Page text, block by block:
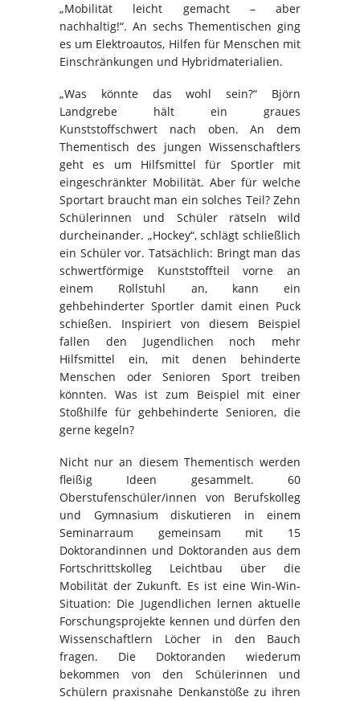
„Mobilität leicht gemacht – aber
nachhaltig!“. An sechs Thementischen ging
es um Elektroautos, Hilfen für Menschen mit
Einschränkungen und Hybridmaterialien.
„Was könnte das wohl sein?“ Björn
Landgrebe hält ein graues
Kunststoffschwert nach oben. An dem
Thementisch des jungen Wissenschaftlers
geht es um Hilfsmittel für Sportler mit
eingeschränkter Mobilität. Aber für welche
Sportart braucht man ein solches Teil? Zehn
Schülerinnen und Schüler rätseln wild
durcheinander. „Hockey“, schlägt schließlich
ein Schüler vor. Tatsächlich: Bringt man das
schwertförmige Kunststoffteil vorne an
einem Rollstuhl an, kann ein
gehbehinderter Sportler damit einen Puck
schießen. Inspiriert von diesem Beispiel
fallen den Jugendlichen noch mehr
Hilfsmittel ein, mit denen behinderte
Menschen oder Senioren Sport treiben
könnten. Was ist zum Beispiel mit einer
Stoßhilfe für gehbehinderte Senioren, die
gerne kegeln?
Nicht nur an diesem Thementisch werden
fleißig Ideen gesammelt. 60
Oberstufenschüler/innen von Berufskolleg
und Gymnasium diskutieren in einem
Seminarraum gemeinsam mit 15
Doktorandinnen und Doktoranden aus dem
Fortschrittskolleg Leichtbau über die
Mobilität der Zukunft. Es ist eine Win-Win-
Situation: Die Jugendlichen lernen aktuelle
Forschungsprojekte kennen und dürfen den
Wissenschaftlern Löcher in den Bauch
fragen. Die Doktoranden wiederum
bekommen von den Schülerinnen und
Schülern praxisnahe Denkanstöße zu ihren